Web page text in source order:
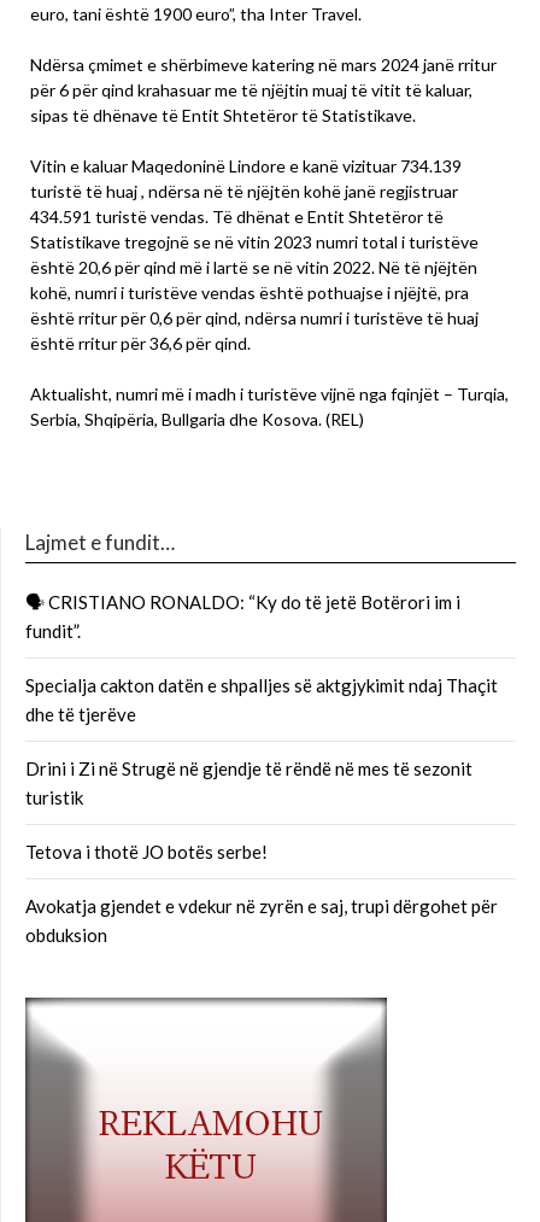
euro, tani është 1900 euro”, tha Inter Travel.
Ndërsa çmimet e shërbimeve katering në mars 2024 janë rritur
për 6 për qind krahasuar me të njëjtin muaj të vitit të kaluar,
sipas të dhënave të Entit Shtetëror të Statistikave.
Vitin e kaluar Maqedoninë Lindore e kanë vizituar 734.139
turistë të huaj , ndërsa në të njëjtën kohë janë regjistruar
434.591 turistë vendas. Të dhënat e Entit Shtetëror të
Statistikave tregojnë se në vitin 2023 numri total i turistëve
është 20,6 për qind më i lartë se në vitin 2022. Në të njëjtën
kohë, numri i turistëve vendas është pothuajse i njëjtë, pra
është rritur për 0,6 për qind, ndërsa numri i turistëve të huaj
është rritur për 36,6 për qind.
Aktualisht, numri më i madh i turistëve vijnë nga fqinjët – Turqia,
Serbia, Shqipëria, Bullgaria dhe Kosova. (REL)
Lajmet e fundit…
🗣 CRISTIANO RONALDO: “Ky do të jetë Botërori im i
fundit”.
Specialja cakton datën e shpalljes së aktgjykimit ndaj Thaçit
dhe të tjerëve
Drini i Zi në Strugë në gjendje të rëndë në mes të sezonit
turistik
Tetova i thotë JO botës serbe!
Avokatja gjendet e vdekur në zyrën e saj, trupi dërgohet për
obduksion